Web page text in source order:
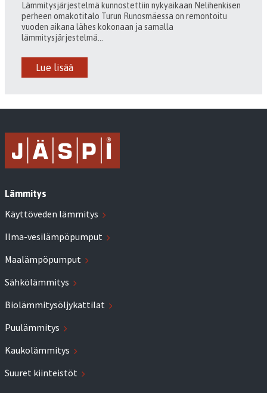
Lämmitysjärjestelmä kunnostettiin nykyaikaan Nelihenkisen
perheen omakotitalo Turun Runosmäessa on remontoitu
vuoden aikana lähes kokonaan ja samalla
lämmitysjärjestelmä...
Lue lisää
Lämmitys
Käyttöveden lämmitys
Ilma-vesilämpöpumput
Maalämpöpumput
Sähkölämmitys
Biolämmitysöljykattilat
Puulämmitys
Kaukolämmitys
Suuret kiinteistöt